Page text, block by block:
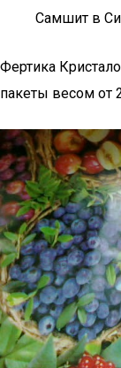
Самшит в
Фертика
пакеты весом от